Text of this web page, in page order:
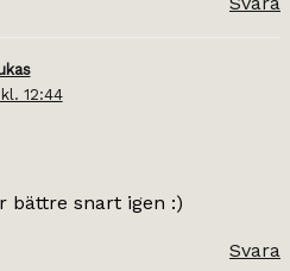
12:44
bättre snart igen :)
Svara